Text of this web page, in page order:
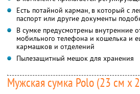
Есть потайной карман, в который с
паспорт или другие документы
В сумке предусмотрены внутренние
мобильного телефона и кошелька и
кармашков и отделений
Пылезащитный мешок для хранения
Мужская сумка Polo (23 см x